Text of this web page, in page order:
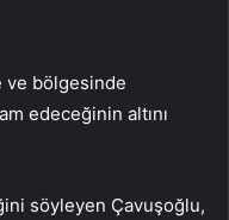
ve bölgesinde
edeceğinin altını
söyleyen Çavuşoğlu,